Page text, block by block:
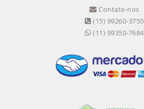
Contate-nos
(15) 99260-3750
(11) 99350-7684